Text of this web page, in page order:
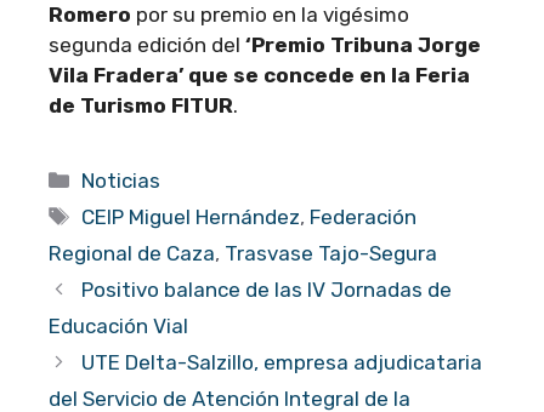
Romero por su premio en la vigésimo
segunda edición del ‘Premio Tribuna Jorge
Vila Fradera’ que se concede en la Feria
de Turismo FITUR.
Categorías
Noticias
Etiquetas
CEIP Miguel Hernández, Federación
Regional de Caza, Trasvase Tajo-Segura
Positivo balance de las IV Jornadas de
Educación Vial
UTE Delta-Salzillo, empresa adjudicataria
del Servicio de Atención Integral de la